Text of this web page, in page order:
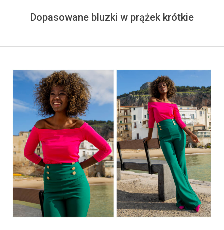
Dopasowane bluzki w prążek krótkie